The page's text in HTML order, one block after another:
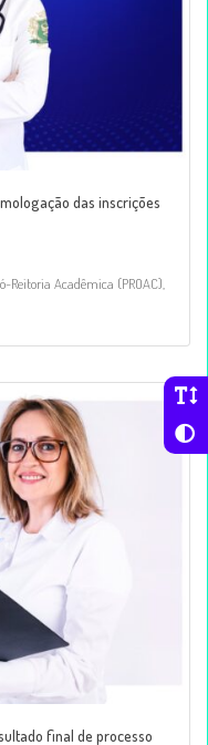
das inscrições
Reitoria Acadêmica (PROAC),
final de processo